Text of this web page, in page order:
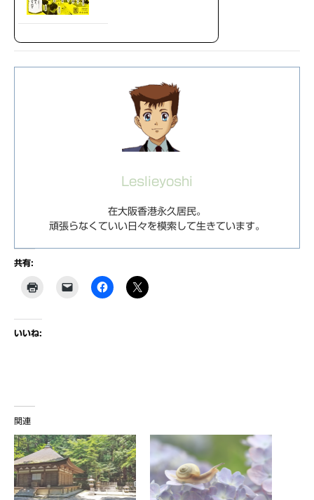
Leslieyoshi
在大阪香港永久居民。
頑張らなくていい日々を模索して生きています。
共有:
いいね:
関連